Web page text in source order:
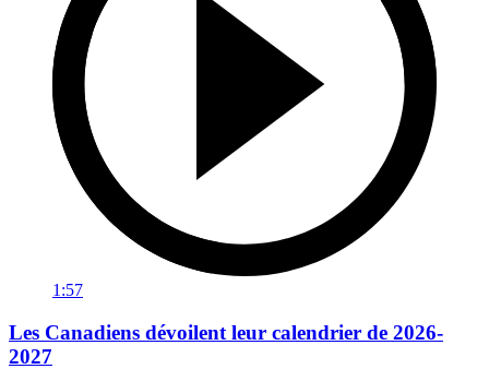
1:57
Les Canadiens dévoilent leur calendrier de 2026-
2027